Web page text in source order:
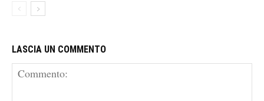
LASCIA UN COMMENTO